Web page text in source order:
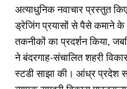
अत्याधुनिक नवाचार प्रस्तुत
ड्रेजिंग प्रयासों से पैसे कमाने के
तकनीकों का प्रदर्शन किया,
ने बंदरगाह-संचालित शहरी
स्टडी साझा की। आंध्र प्रदेश